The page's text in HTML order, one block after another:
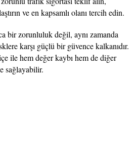
ve en kapsamlı olanı tercih edin.
bir zorunluluk değil, aynı zamanda
karşı güçlü bir güvence kalkanıdır.
ile hem değer kaybı hem de diğer
sağlayabilir.